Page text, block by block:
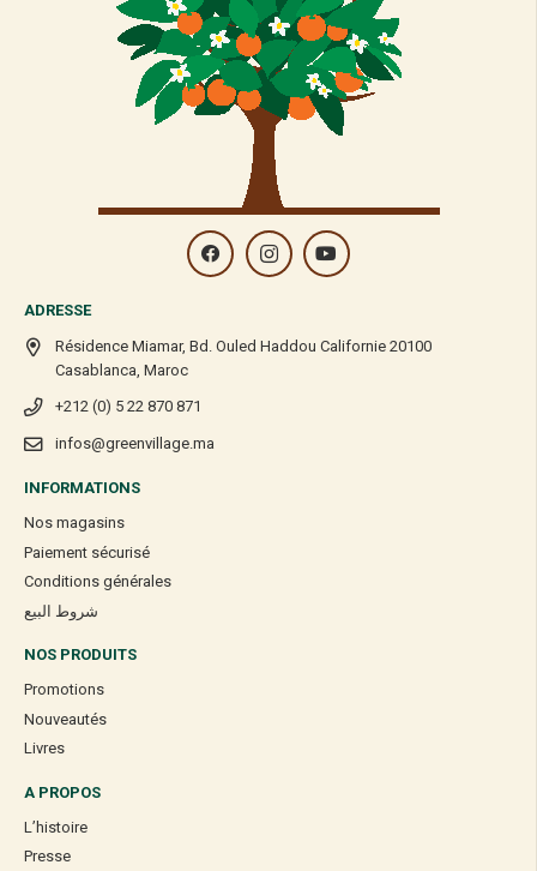
ADRESSE
Résidence Miamar, Bd. Ouled Haddou Californie 20100
Casablanca, Maroc
+212 (0) 5 22 870 871
infos@greenvillage.ma
INFORMATIONS
Nos magasins
Paiement sécurisé
Conditions générales
شروط البيع
NOS PRODUITS
Promotions
Nouveautés
Livres
A PROPOS
L’histoire
Presse